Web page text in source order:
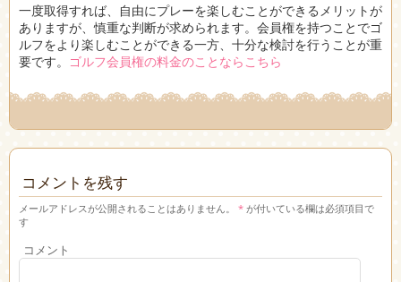
一度取得すれば、自由にプレーを楽しむことができるメリットが
ありますが、慎重な判断が求められます。会員権を持つことでゴ
ルフをより楽しむことができる一方、十分な検討を行うことが重
要です。 ゴルフ会員権の料金のことならこちら
コメントを残す
メールアドレスが公開されることはありません。 * が付いている欄は必須項目で
す
コメント